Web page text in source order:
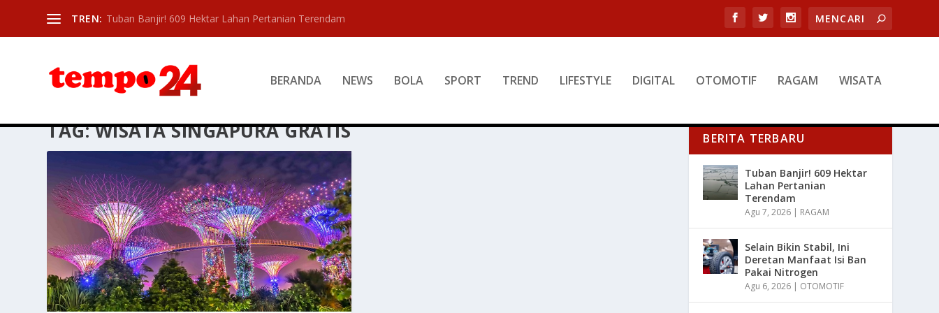
TREN: Tuban Banjir! 609 Hektar Lahan Pertanian Terendam
BERANDA NEWS BOLA SPORT TREND LIFESTYLE DIGITAL OTOMOTIF RAGAM WISATA
TAG:WISATA SINGAPURA GRATIS BERITA TERBARU
Tuban Banjir! 609 Hektar
Lahan Pertanian
Terendam
Agu 7, 2026 | RAGAM
Selain Bikin Stabil, Ini
Deretan Manfaat Isi Ban
Pakai Nitrogen
Agu 6, 2026 | OTOMOTIF